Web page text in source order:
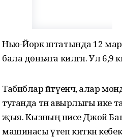
Нью-Йорк штатында 12
бала дөньяга килгән. Ул
Табиблар әйтүенчә, алар
туганда тән авырлыгы ике
җыя. Кызның әнисе Джой
машинасы үтеп киткән